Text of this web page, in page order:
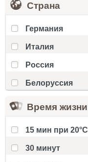
Страна
Германия
Италия
Россия
Белоруссия
Время жизни
15 мин при 20°С
30 минут